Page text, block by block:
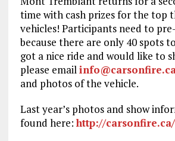
time with cash prizes for the top
vehicles! Participants need to
because there are only 40 spots
got a nice ride and would like to
please email
and photos of the vehicle.
Last year’s photos and show
found here:http://